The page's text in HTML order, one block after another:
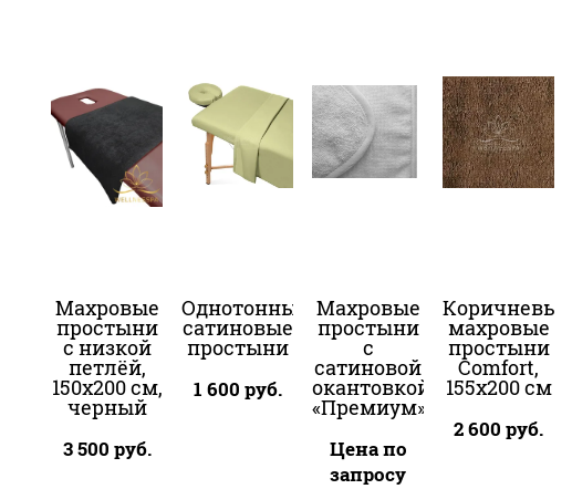
Махровые
простыни
с низкой
петлёй,
150x200 см,
черный
3 500 руб.
Однотонные
сатиновые
простыни
1 600 руб.
Махровые
простыни
с
сатиновой
окантовкой
«Премиум»
Цена по
запросу
Коричневые
махровые
простыни
Comfort,
155x200 см
2 600 руб.